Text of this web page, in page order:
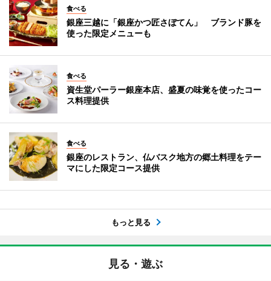
食べる
銀座三越に「銀座かつ匠さぼてん」 ブランド豚を
使った限定メニューも
食べる
資生堂パーラー銀座本店、盛夏の味覚を使ったコー
ス料理提供
食べる
銀座のレストラン、仏バスク地方の郷土料理をテー
マにした限定コース提供
もっと見る
見る・遊ぶ